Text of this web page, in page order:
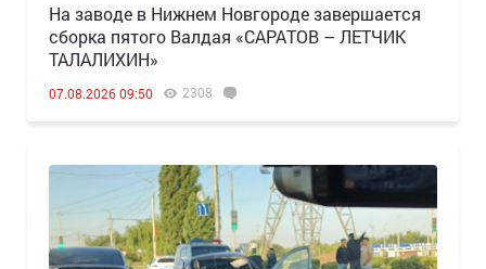
Н️а заводе в Нижнем Новгороде завершается
сборка пятого Валдая «САРАТОВ – ЛЕТЧИК
ТАЛАЛИХИН»
07.08.2026 09:50 2308